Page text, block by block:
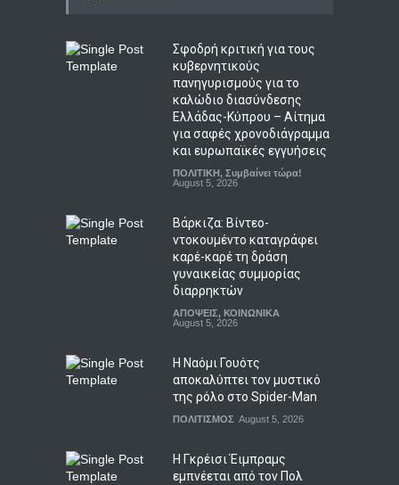
Σφοδρή κριτική για τους
κυβερνητικούς
πανηγυρισμούς για το
καλώδιο διασύνδεσης
Ελλάδας-Κύπρου – Αίτημα
για σαφές χρονοδιάγραμμα
και ευρωπαϊκές εγγυήσεις
ΠΟΛΙΤΙΚΗ, Συμβαίνει τώρα!
August 5, 2026
Βάρκιζα: Βίντεο-
ντοκουμέντο καταγράφει
καρέ-καρέ τη δράση
γυναικείας συμμορίας
διαρρηκτών
ΑΠΟΨΕΙΣ, ΚΟΙΝΩΝΙΚΑ
August 5, 2026
Η Ναόμι Γουότς
αποκαλύπτει τον μυστικό
της ρόλο στο Spider-Man
ΠΟΛΙΤΙΣΜΟΣ August 5, 2026
Η Γκρέισι Έιμπραμς
εμπνέεται από τον Πολ